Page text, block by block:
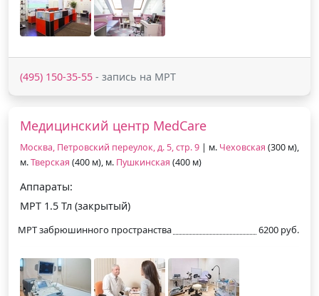
(495) 150-35-55 - запись на МРТ
Медицинский центр MedCare
Москва, Петровский переулок, д. 5, стр. 9 | м. Чеховская (300 м),
м.Тверская (400 м), м. Пушкинская (400 м)
Аппараты:
МРТ 1.5 Тл (закрытый)
МРТ забрюшинного пространства 6200 руб.